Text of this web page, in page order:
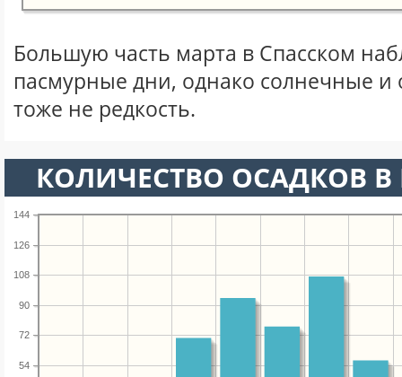
Большую часть марта в Спасском
пасмурные дни, однако солнечные
тоже не редкость.
КОЛИЧЕСТВО ОСАДКОВ
54
72
90
108
126
144